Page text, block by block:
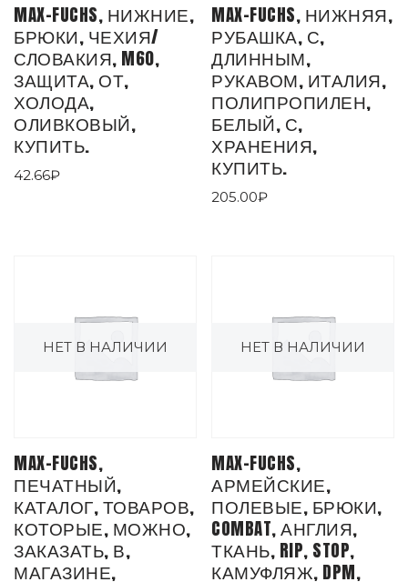
MAX-FUCHS, НИЖНИЕ,
БРЮКИ, ЧЕХИЯ/
СЛОВАКИЯ, M60,
ЗАЩИТА, ОТ,
ХОЛОДА,
ОЛИВКОВЫЙ,
КУПИТЬ.
42.66₽
MAX-FUCHS, НИЖНЯЯ,
РУБАШКА, С,
ДЛИННЫМ,
РУКАВОМ, ИТАЛИЯ,
ПОЛИПРОПИЛЕН,
БЕЛЫЙ, С,
ХРАНЕНИЯ,
КУПИТЬ.
205.00₽
НЕТ В НАЛИЧИИ
MAX-FUCHS,
ПЕЧАТНЫЙ,
КАТАЛОГ, ТОВАРОВ,
КОТОРЫЕ, МОЖНО,
ЗАКАЗАТЬ, В,
МАГАЗИНЕ,
НЕТ В НАЛИЧИИ
MAX-FUCHS,
АРМЕЙСКИЕ,
ПОЛЕВЫЕ, БРЮКИ,
COMBAT, АНГЛИЯ,
ТКАНЬ, RIP, STOP,
КАМУФЛЯЖ, DPM,